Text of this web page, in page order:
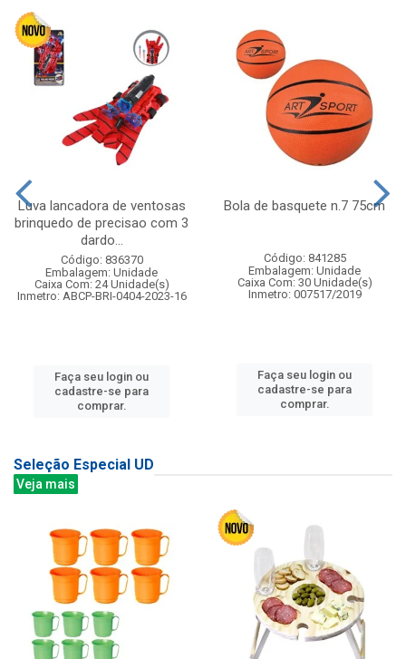
Luva lancadora de ventosas
brinquedo de precisao com 3
dardo...
Código: 836370
Embalagem: Unidade
Caixa Com: 24 Unidade(s)
Inmetro: ABCP-BRI-0404-2023-16
Faça seu login ou
cadastre-se para
comprar.
Bola de basquete n.7 75cm
Código: 841285
Embalagem: Unidade
Caixa Com: 30 Unidade(s)
Inmetro: 007517/2019
Faça seu login ou
cadastre-se para
comprar.
Seleção Especial UD
Veja mais